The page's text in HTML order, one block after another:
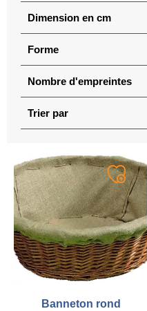
Dimension en cm
Forme
Nombre d'empreintes
Trier par
Banneton rond
Ajouter
à
ma
liste